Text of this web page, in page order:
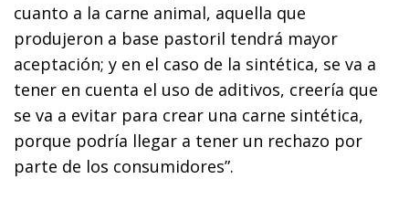
cuanto a la carne animal, aquella que
produjeron a base pastoril tendrá mayor
aceptación; y en el caso de la sintética, se va a
tener en cuenta el uso de aditivos, creería que
se va a evitar para crear una carne sintética,
porque podría llegar a tener un rechazo por
parte de los consumidores”.